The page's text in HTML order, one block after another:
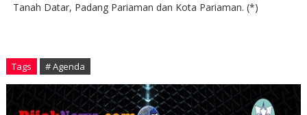
Tanah Datar, Padang Pariaman dan Kota Pariaman. (*)
Tags # Agenda